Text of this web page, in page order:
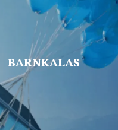
BARNKALAS